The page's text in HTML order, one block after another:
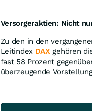
Versorgeraktien: Nicht
Zu den in den
Leitindex DAXgehören
fast 58 Prozent
überzeugende